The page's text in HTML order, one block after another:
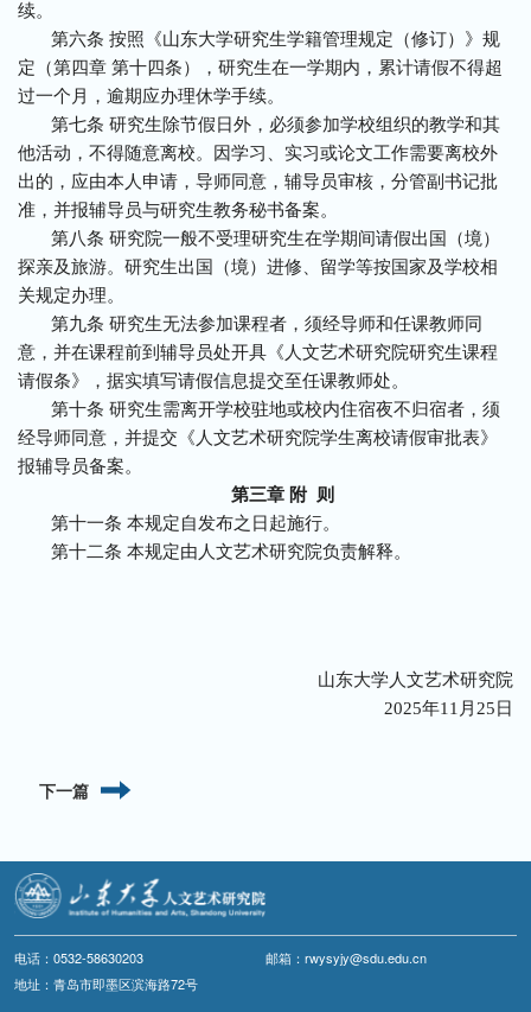
续。
第六条 按照《山东大学研究生学籍管理规定（修订）》规
定（第四章 第十四条），研究生在一学期内，累计请假不得超
过一个月，逾期应办理休学手续。
第七条 研究生除节假日外，必须参加学校组织的教学和其
他活动，不得随意离校。因学习、实习或论文工作需要离校外
出的，应由本人申请，导师同意，辅导员审核，分管副书记批
准，并报辅导员与研究生教务秘书备案。
第八条 研究院一般不受理研究生在学期间请假出国（境）
探亲及旅游。研究生出国（境）进修、留学等按国家及学校相
关规定办理。
第九条 研究生无法参加课程者，须经导师和任课教师同
意，并在课程前到辅导员处开具《人文艺术研究院研究生课程
请假条》，据实填写请假信息提交至任课教师处。
第十条 研究生需离开学校驻地或校内住宿夜不归宿者，须
经导师同意，并提交《人文艺术研究院学生离校请假审批表》
报辅导员备案。
第三章 附 则
第十一条 本规定自发布之日起施行。
第十二条 本规定由人文艺术研究院负责解释。
山东大学人文艺术研究院
2025年11月25日
下一篇
电话：0532-58630203
邮箱：rwysyjy@sdu.edu.cn
地址：青岛市即墨区滨海路72号